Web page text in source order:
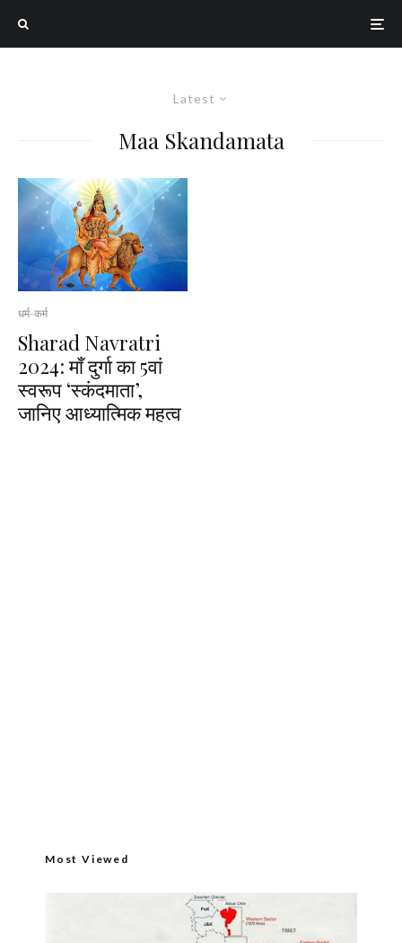
Latest
Maa Skandamata
धर्म-कर्म
Sharad Navratri
2024: माँ दुर्गा का 5वां
स्वरूप ‘स्कंदमाता’,
जानिए आध्यात्मिक महत्व
Most Viewed